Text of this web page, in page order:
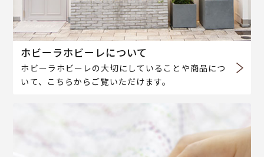
ホビーラホビーレについて
ホビーラホビーレの大切にしていることや商品につ
いて、こちらからご覧いただけます。